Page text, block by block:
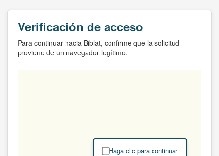
Verificación de acceso
Para continuar hacia Biblat, confirme que la solicitud
proviene de un navegador legítimo.
Haga clic para continuar